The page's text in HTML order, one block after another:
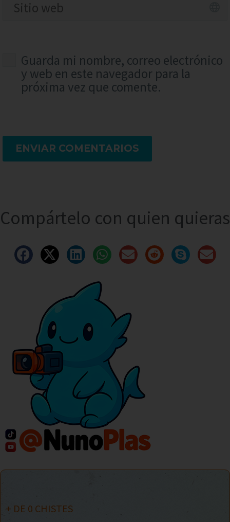
Guarda mi nombre, correo electrónico
y web en este navegador para la
próxima vez que comente.
ENVIAR COMENTARIOS
Compártelo con quien quieras
+ DE 0 CHISTES